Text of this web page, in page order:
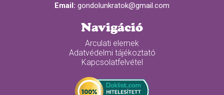
Email: gondolunkratok@gmail.com
Navigáció
Arculati elemek
Adatvédelmi tájékoztató
Kapcsolatfelvétel